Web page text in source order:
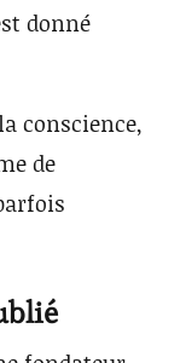
donné
conscience,
de